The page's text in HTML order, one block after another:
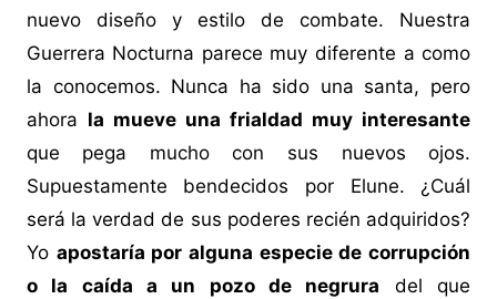
nuevo diseño y estilo de combate. Nuestra
Guerrera Nocturna parece muy diferente a como
la conocemos. Nunca ha sido una santa, pero
ahora la mueve una frialdad muy interesante
que pega mucho con sus nuevos ojos.
Supuestamente bendecidos por Elune. ¿Cuál
será la verdad de sus poderes recién adquiridos?
Yo apostaría por alguna especie de corrupción
o la caída a un pozo de negrura del que